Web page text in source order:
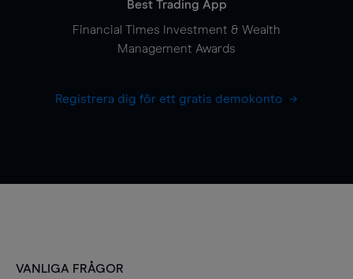
Best Trading App
Financial Times Investment & Wealth
Management Awards
Registrera dig för ett gratis demokonto
VANLIGA FRÅGOR